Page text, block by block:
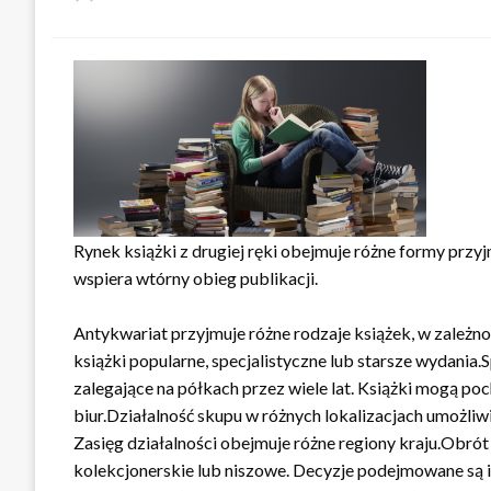
Rynek książki z drugiej ręki obejmuje różne formy
wspiera wtórny obieg publikacji.
Antykwariat przyjmuje różne rodzaje książek, w
książki popularne, specjalistyczne lub starsze
zalegające na półkach przez wiele lat. Książki mogą
biur.Działalność skupu w różnych lokalizacjach
Zasięg działalności obejmuje różne regiony
kolekcjonerskie lub niszowe. Decyzje podejmowane